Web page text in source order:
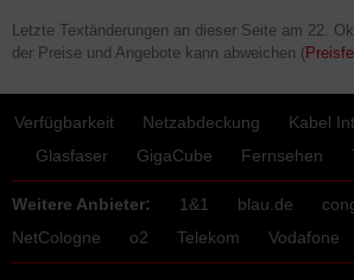
Letzte Textänderungen an dieser Seite am 22.
der Preise und Angebote kann abweichen (
Verfügbarkeit Netzabdeckung Kabel
Glasfaser
GigaCube Fernsehen
Weitere Anbieter: 1&1 blau.de
NetCologne
o2 Telekom Vodafone